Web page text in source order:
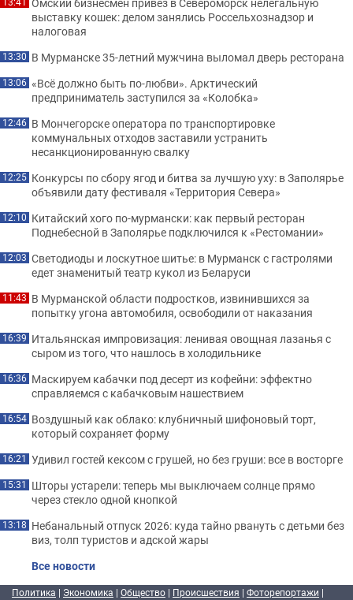
выставку кошек: делом занялись Россельхознадзор и
налоговая
13:30 В Мурманске 35-летний мужчина выломал дверь ресторана
13:06 «Всё должно быть по-любви». Арктический
предприниматель заступился за «Колобка»
12:46 В Мончегорске оператора по транспортировке
коммунальных отходов заставили устранить
несанкционированную свалку
12:25 Конкурсы по сбору ягод и битва за лучшую уху: в Заполярье
объявили дату фестиваля «Территория Севера»
12:10 Китайский хого по-мурмански: как первый ресторан
Поднебесной в Заполярье подключился к «Рестомании»
12:03 Светодиоды и лоскутное шитье: в Мурманск с гастролями
едет знаменитый театр кукол из Беларуси
11:43 В Мурманской области подростков, извинившихся за
попытку угона автомобиля, освободили от наказания
16:39 Итальянская импровизация: ленивая овощная лазанья с
сыром из того, что нашлось в холодильнике
16:36 Маскируем кабачки под десерт из кофейни: эффектно
справляемся с кабачковым нашествием
16:54 Воздушный как облако: клубничный шифоновый торт,
который сохраняет форму
16:21 Удивил гостей кексом с грушей, но без груши: все в восторге
15:31 Шторы устарели: теперь мы выключаем солнце прямо
через стекло одной кнопкой
13:18 Небанальный отпуск 2026: куда тайно рвануть с детьми без
виз, толп туристов и адской жары
Все новости
Политика | Экономика | Общество | Происшествия | Фоторепортажи |